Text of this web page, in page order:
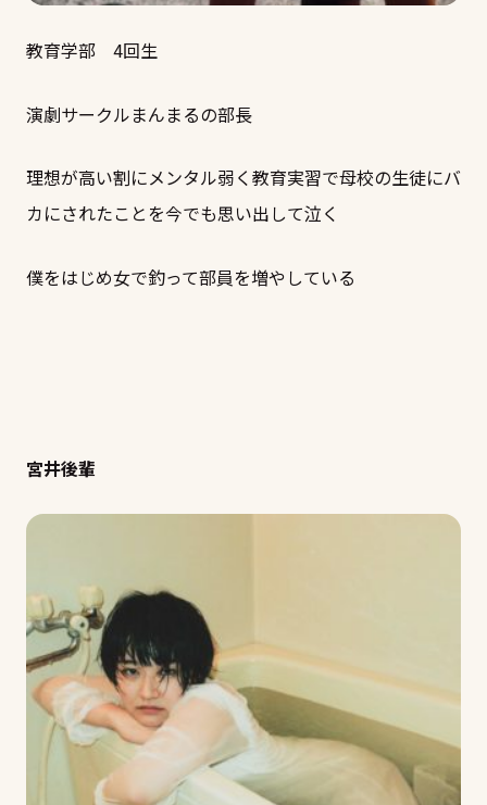
教育学部 4回生
演劇サークルまんまるの部長
理想が高い割にメンタル弱く教育実習で母校の生徒にバ
カにされたことを今でも思い出して泣く
僕をはじめ女で釣って部員を増やしている
宮井後輩